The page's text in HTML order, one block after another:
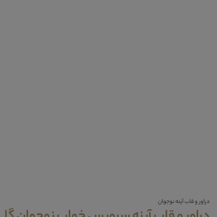
دراور و قاب آینه نوجوان